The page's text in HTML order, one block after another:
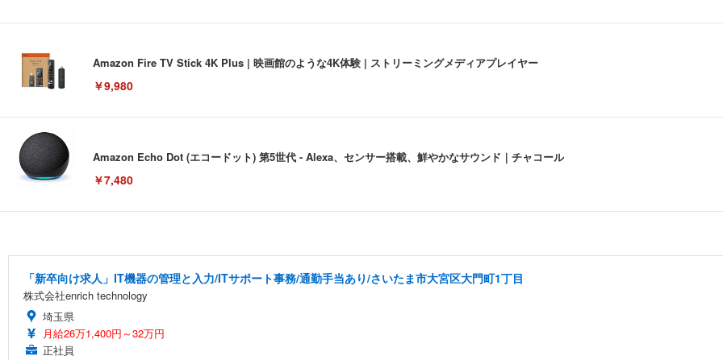
Amazon Fire TV Stick 4K Plus | 映画館のような4K体験 | ストリーミングメディアプレイヤー
￥9,980
Amazon Echo Dot (エコードット) 第5世代 - Alexa、センサー搭載、鮮やかなサウンド｜チャコール
￥7,480
(黒網+黒枠+黒足)
￥5,699
EIZO ビジネス向けプレミアムモニター | FlexScan EV3240X-WT | 31.5型4K UHD・USB Type-C・ホワイト
￥105,595
Amazonベーシック ペットシーツ 薄型 レギュラー 1回使い捨て 無香料 ホワイト 300枚
￥3,373
「新卒向け求人」IT機器の管理と入力/ITサポート事務/通勤手当あり/さいたま市大宮区大門町1丁目
株式会社enrich technology
埼玉県
月給26万1,400円～32万円
正社員